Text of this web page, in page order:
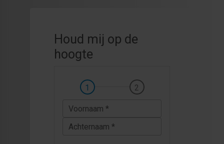
Houd mij op de
hoogte
Voornaam *
Achternaam *